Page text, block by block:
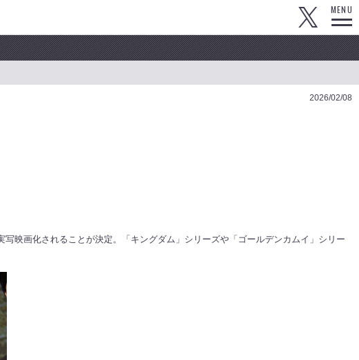
MENU
2026/02/08
映画化されることが決定。「キングダム」シリーズや「ゴールデンカムイ」シリー